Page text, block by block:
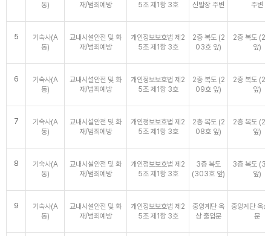
동)
재/범죄예방
5조 제1항 3호
신발장 주변
주변
5
기숙사(A
동)
교내시설안전 및 화
재/범죄예방
개인정보보호법 제2
5조 제1항 3호
2층 복도 (2
03호 앞)
2층 복도
앞)
6
기숙사(A
동)
교내시설안전 및 화
재/범죄예방
개인정보보호법 제2
5조 제1항 3호
2층 복도 (2
09호 앞)
2층 복도
앞)
7
기숙사(A
동)
교내시설안전 및 화
재/범죄예방
개인정보보호법 제2
5조 제1항 3호
2층 복도 (2
08호 앞)
2층 복도
앞)
8
기숙사(A
동)
교내시설안전 및 화
재/범죄예방
개인정보보호법 제2
5조 제1항 3호
3층 복도
(303호 앞)
3층 복도
앞)
9
기숙사(A
동)
교내시설안전 및 화
재/범죄예방
개인정보보호법 제2
5조 제1항 3호
중앙계단 옥
상 출입문
중앙계단 옥상
문